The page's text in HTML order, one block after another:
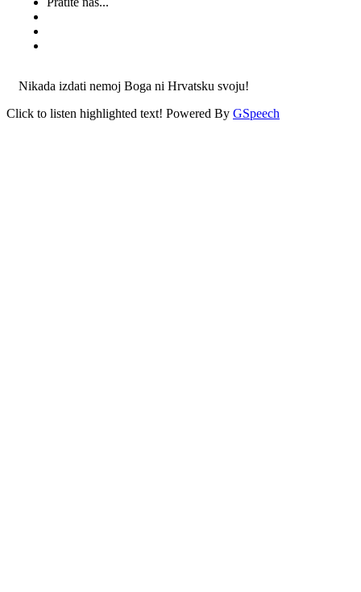
Nikada izdati nemoj Boga ni Hrvatsku svoju!
Click to listen highlighted text! Powered By GSpeech